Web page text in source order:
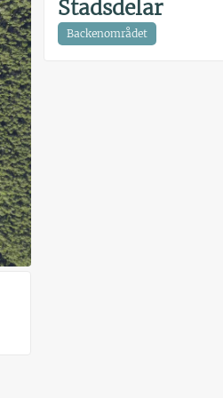
Stadsdelar
Backenområdet